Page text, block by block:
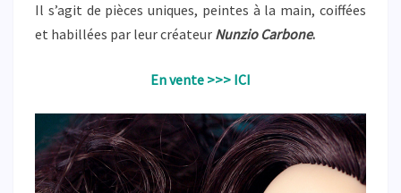
Il s’agit de pièces uniques, peintes à la main, coiffées
et habillées par leur créateur Nunzio Carbone.
En vente >>> ICI